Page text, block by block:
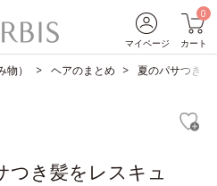
マイページ
0
カート
） ヘアのまとめ 夏のパサつき髪
つき髪をレスキュ